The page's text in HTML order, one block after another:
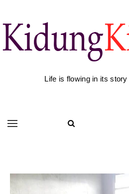
Life is flowing in its